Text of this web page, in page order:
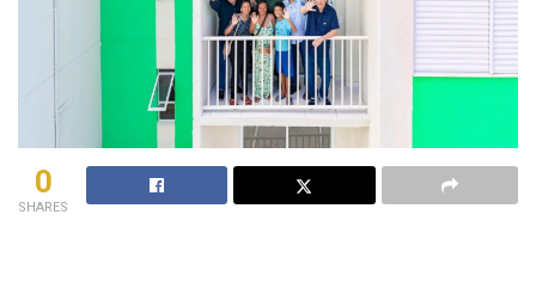
0
SHARES